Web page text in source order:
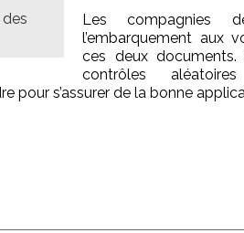
Les compagnies
l’embarquement aux
ces deux
contrôles
pour s’assurer de la bonne